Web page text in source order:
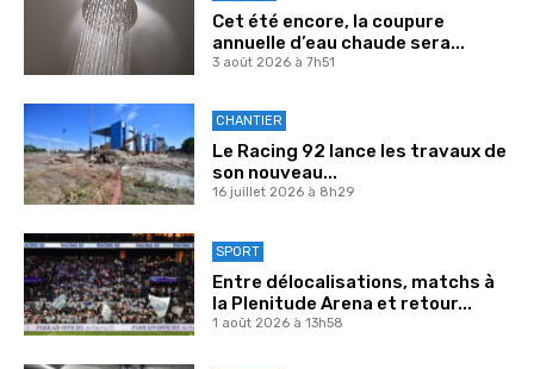
Cet été encore, la coupure
annuelle d’eau chaude sera...
3 août 2026 à 7h51
CHANTIER
Le Racing 92 lance les travaux de
son nouveau...
16 juillet 2026 à 8h29
SPORT
Entre délocalisations, matchs à
la Plenitude Arena et retour...
1 août 2026 à 13h58